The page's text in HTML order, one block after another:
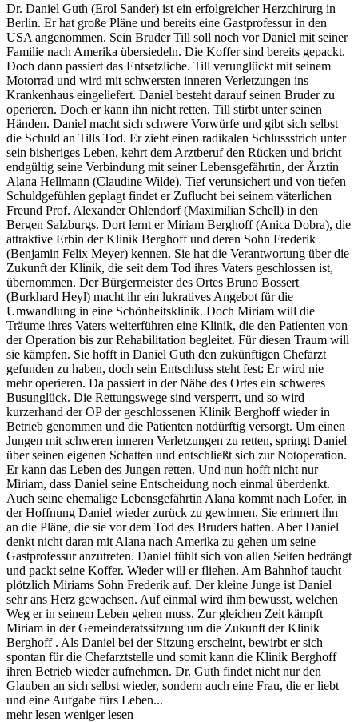
Dr. Daniel Guth (Erol Sander) ist ein erfolgreicher Herzchirurg in
Berlin. Er hat große Pläne und bereits eine Gastprofessur in den
USA angenommen. Sein Bruder Till soll noch vor Daniel mit seiner
Familie nach Amerika übersiedeln. Die Koffer sind bereits gepackt.
Doch dann passiert das Entsetzliche. Till verunglückt mit seinem
Motorrad und wird mit schwersten inneren Verletzungen ins
Krankenhaus eingeliefert. Daniel besteht darauf seinen Bruder zu
operieren. Doch er kann ihn nicht retten. Till stirbt unter seinen
Händen. Daniel macht sich schwere Vorwürfe und gibt sich selbst
die Schuld an Tills Tod. Er zieht einen radikalen Schlussstrich unter
sein bisheriges Leben, kehrt dem Arztberuf den Rücken und bricht
endgültig seine Verbindung mit seiner Lebensgefährtin, der Ärztin
Alana Hellmann (Claudine Wilde). Tief verunsichert und von tiefen
Schuldgefühlen geplagt findet er Zuflucht bei seinem väterlichen
Freund Prof. Alexander Ohlendorf (Maximilian Schell) in den
Bergen Salzburgs. Dort lernt er Miriam Berghoff (Anica Dobra), die
attraktive Erbin der Klinik Berghoff und deren Sohn Frederik
(Benjamin Felix Meyer) kennen. Sie hat die Verantwortung über die
Zukunft der Klinik, die seit dem Tod ihres Vaters geschlossen ist,
übernommen. Der Bürgermeister des Ortes Bruno Bossert
(Burkhard Heyl) macht ihr ein lukratives Angebot für die
Umwandlung in eine Schönheitsklinik. Doch Miriam will die
Träume ihres Vaters weiterführen eine Klinik, die den Patienten von
der Operation bis zur Rehabilitation begleitet. Für diesen Traum will
sie kämpfen. Sie hofft in Daniel Guth den zukünftigen Chefarzt
gefunden zu haben, doch sein Entschluss steht fest: Er wird nie
mehr operieren. Da passiert in der Nähe des Ortes ein schweres
Busunglück. Die Rettungswege sind versperrt, und so wird
kurzerhand der OP der geschlossenen Klinik Berghoff wieder in
Betrieb genommen und die Patienten notdürftig versorgt. Um einen
Jungen mit schweren inneren Verletzungen zu retten, springt Daniel
über seinen eigenen Schatten und entschließt sich zur Notoperation.
Er kann das Leben des Jungen retten. Und nun hofft nicht nur
Miriam, dass Daniel seine Entscheidung noch einmal überdenkt.
Auch seine ehemalige Lebensgefährtin Alana kommt nach Lofer, in
der Hoffnung Daniel wieder zurück zu gewinnen. Sie erinnert ihn
an die Pläne, die sie vor dem Tod des Bruders hatten. Aber Daniel
denkt nicht daran mit Alana nach Amerika zu gehen um seine
Gastprofessur anzutreten. Daniel fühlt sich von allen Seiten bedrängt
und packt seine Koffer. Wieder will er fliehen. Am Bahnhof taucht
plötzlich Miriams Sohn Frederik auf. Der kleine Junge ist Daniel
sehr ans Herz gewachsen. Auf einmal wird ihm bewusst, welchen
Weg er in seinem Leben gehen muss. Zur gleichen Zeit kämpft
Miriam in der Gemeinderatssitzung um die Zukunft der Klinik
Berghoff . Als Daniel bei der Sitzung erscheint, bewirbt er sich
spontan für die Chefarztstelle und somit kann die Klinik Berghoff
ihren Betrieb wieder aufnehmen. Dr. Guth findet nicht nur den
Glauben an sich selbst wieder, sondern auch eine Frau, die er liebt
und eine Aufgabe fürs Leben...
mehr lesen weniger lesen